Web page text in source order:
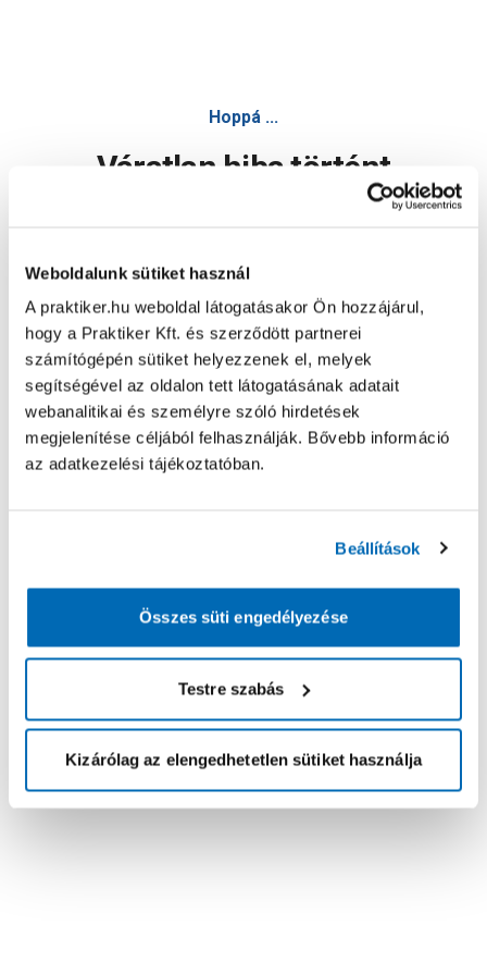
Weboldalunk sütiket használ
A praktiker.hu weboldal látogatásakor Ön hozzájárul,
hogy a Praktiker Kft. és szerződött partnerei
számítógépén sütiket helyezzenek el, melyek
segítségével az oldalon tett látogatásának adatait
webanalitikai és személyre szóló hirdetések
megjelenítése céljából felhasználják. Bővebb információ
az adatkezelési tájékoztatóban.
Beállítások
Összes süti engedélyezése
Testre szabás
Kizárólag az elengedhetetlen sütiket használja
Hoppá ...
Váratlan hiba történt
Oldal újratöltése